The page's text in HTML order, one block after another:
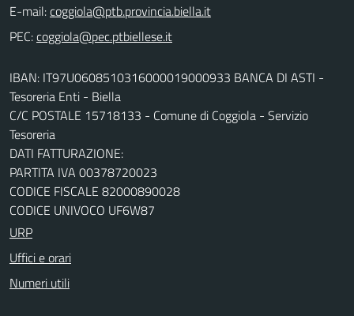
E-mail:
PEC:
IBAN: IT97U0608510316000019000933 BANCA DI ASTI -
Tesoreria Enti - Biella
C/C POSTALE 15718133 - Comune di Coggiola - Servizio
Tesoreria
DATI FATTURAZIONE:
PARTITA IVA 00378720023
CODICE FISCALE 82000890028
CODICE UNIVOCO UF6W87
URP
Uffici e orari
Numeri utili